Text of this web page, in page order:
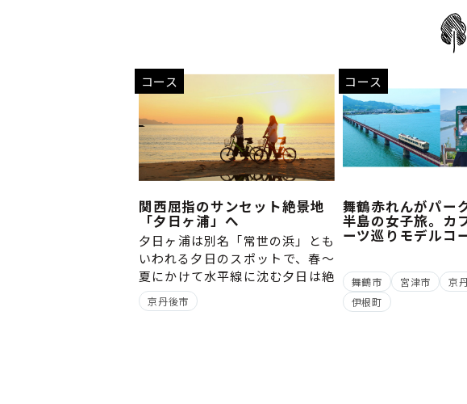
コース
関西屈指のサンセット絶景地
「夕日ヶ浦」へ
夕日ヶ浦は別名「常世の浜」とも
いわれる夕日のスポットで、春～
夏にかけて水平線に沈む夕日は絶
景です‼
京丹後市
コース
舞鶴赤れんがパー
半島の女子旅。カ
ーツ巡りモデルコ
舞鶴市 宮津市
京
伊根町